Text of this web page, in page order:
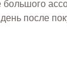
после